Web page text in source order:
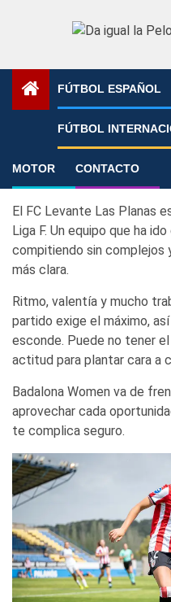
FÚTBOL ESPAÑOL
FÚTBOL
MOTOR CONTACTO
»
Badalona
El FC Levante Las Planas
Liga F. Un equipo que ha
compitiendo sin complejos
más clara.
Ritmo, valentía y mucho
partido exige el máximo,
esconde. Puede no tener
actitud para plantar cara a
Badalona Women va de
aprovechar cada
te complica seguro.